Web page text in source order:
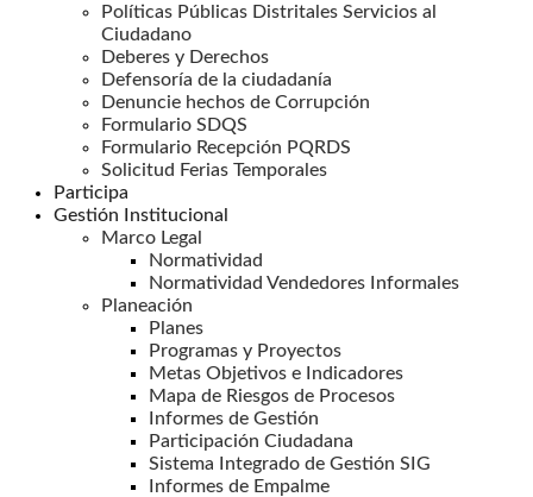
Políticas Públicas Distritales Servicios al
Ciudadano
Deberes y Derechos
Defensoría de la ciudadanía
Denuncie hechos de Corrupción
Formulario SDQS
Formulario Recepción PQRDS
Solicitud Ferias Temporales
Participa
Gestión Institucional
Marco Legal
Normatividad
Normatividad Vendedores Informales
Planeación
Planes
Programas y Proyectos
Metas Objetivos e Indicadores
Mapa de Riesgos de Procesos
Informes de Gestión
Participación Ciudadana
Sistema Integrado de Gestión SIG
Informes de Empalme